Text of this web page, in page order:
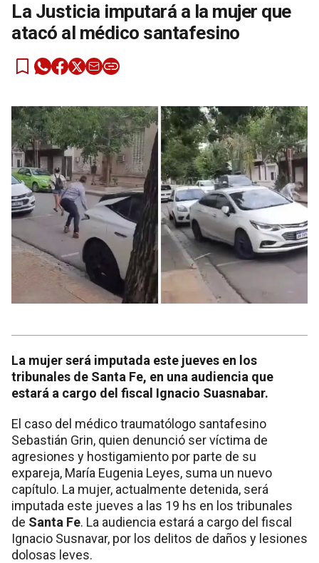
La Justicia imputará a la mujer que
atacó al médico santafesino
La mujer será imputada este jueves en los
tribunales de Santa Fe, en una audiencia que
estará a cargo del fiscal Ignacio Suasnabar.
El caso del médico traumatólogo santafesino
Sebastián Grin, quien denunció ser víctima de
agresiones y hostigamiento por parte de su
expareja, María Eugenia Leyes, suma un nuevo
capítulo. La mujer, actualmente detenida, será
imputada este jueves a las 19 hs en los tribunales
de Santa Fe. La audiencia estará a cargo del fiscal
Ignacio Susnavar, por los delitos de daños y lesiones
dolosas leves.